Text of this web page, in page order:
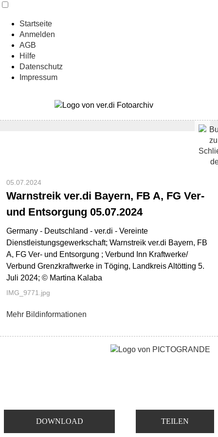
Startseite
Anmelden
AGB
Hilfe
Datenschutz
Impressum
DOWNLOAD TEILEN
05.07.2024
Warnstreik ver.di Bayern, FB A, FG Ver-
und Entsorgung 05.07.2024
Germany - Deutschland - ver.di - Vereinte
Dienstleistungsgewerkschaft; Warnstreik ver.di Bayern, FB
A, FG Ver- und Entsorgung ; Verbund Inn Kraftwerke/
Verbund Grenzkraftwerke in Töging, Landkreis Altötting 5.
Juli 2024; © Martina Kalaba
IMG_9771.jpg
Mehr Bildinformationen